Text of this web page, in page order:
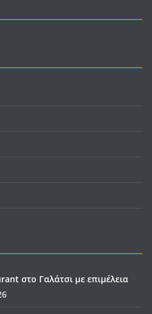
στο Γαλάτσι με επιμέλεια